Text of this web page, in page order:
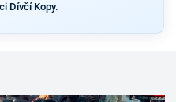
Dívčí Kopy.